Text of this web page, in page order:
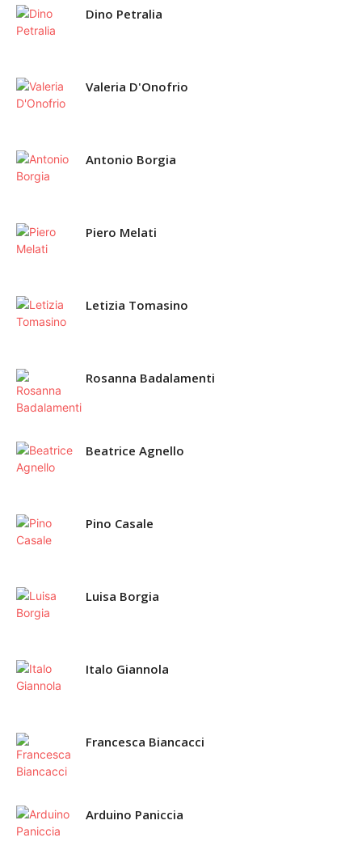
Dino Petralia
Valeria D'Onofrio
Antonio Borgia
Piero Melati
Letizia Tomasino
Rosanna Badalamenti
Beatrice Agnello
Pino Casale
Luisa Borgia
Italo Giannola
Francesca Biancacci
Arduino Paniccia